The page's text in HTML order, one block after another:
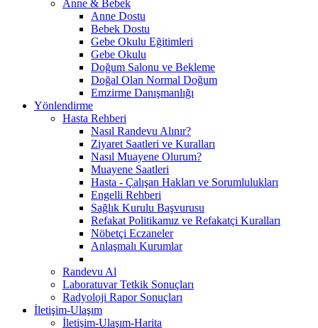
Anne & Bebek
Anne Dostu
Bebek Dostu
Gebe Okulu Eğitimleri
Gebe Okulu
Doğum Salonu ve Bekleme
Doğal Olan Normal Doğum
Emzirme Danışmanlığı
Yönlendirme
Hasta Rehberi
Nasıl Randevu Alınır?
Ziyaret Saatleri ve Kuralları
Nasıl Muayene Olurum?
Muayene Saatleri
Hasta - Çalışan Hakları ve Sorumlulukları
Engelli Rehberi
Sağlık Kurulu Başvurusu
Refakat Politikamız ve Refakatçi Kuralları
Nöbetçi Eczaneler
Anlaşmalı Kurumlar
Randevu Al
Laboratuvar Tetkik Sonuçları
Radyoloji Rapor Sonuçları
İletişim-Ulaşım
İletişim-Ulaşım-Harita